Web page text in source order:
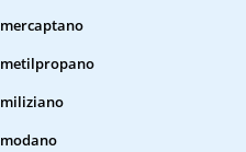
mercaptano
metilpropano
miliziano
modano